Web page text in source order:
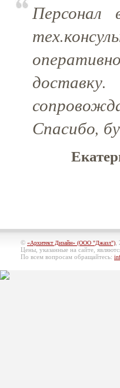
Персонал
Спасибо,
© «Архитект Дизайн» (ООО "Джазл")
Цены, указанные на сайте,
По всем вопросам обращайтесь: